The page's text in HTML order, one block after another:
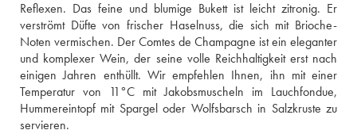
Reflexen. Das feine und blumige Bukett ist leicht zitronig. Er
verströmt Düfte von frischer Haselnuss, die sich mit Brioche-
Noten vermischen. Der Comtes de Champagne ist ein eleganter
und komplexer Wein, der seine volle Reichhaltigkeit erst nach
einigen Jahren enthüllt. Wir empfehlen Ihnen, ihn mit einer
Temperatur von 11°C mit Jakobsmuscheln im Lauchfondue,
Hummereintopf mit Spargel oder Wolfsbarsch in Salzkruste zu
servieren.